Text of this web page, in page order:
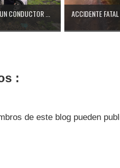
CONDUCTOR ... ACCIDENTE
:
de este blog pueden